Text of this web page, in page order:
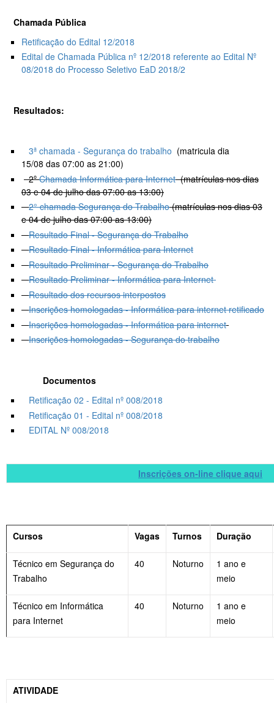
Chamada Pública
Retificação do Edital 12/2018
Edital de Chamada Pública nº 12/2018 referente ao Edital Nº
08/2018 do Processo Seletivo EaD 2018/2
Resultados:
3ª chamada - Segurança do trabalho (matricula dia
15/08 das 07:00 as 21:00)
2ºChamada Informática para Internet(matrículas nos dias
03 e 04 de julho das 07:00 as 13:00)
2° chamada Segurança do Trabalho(matrículas nos dias 03
e 04 de julho das 07:00 as 13:00)
Resultado Final - Segurança do Trabalho
Resultado Final - Informática para Internet
Resultado Preliminar - Segurança do Trabalho
Resultado Preliminar - Informática para Internet
Resultado dos recursos interpostos
Inscrições homologadas - Informática para internet retificado
Inscrições homologadas - Informática para internet
Inscrições homologadas - Segurança do trabalho
Documentos
Retificação 02 - Edital nº 008/2018
Retificação 01 - Edital nº 008/2018
EDITAL Nº 008/2018
Inscrições on-line clique aqui
Cursos Vagas Turnos Duração
Técnico em Segurança do
Trabalho
40 Noturno
1 ano e
meio
Técnico em Informática
para Internet
40 Noturno
1 ano e
meio
ATIVIDADE